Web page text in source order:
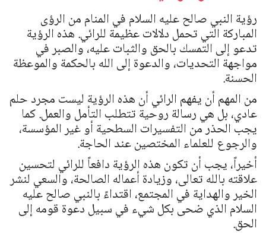
رؤية النبي صالح عليه السلام في المنام من الرؤى
المباركة التي تحمل دلالات عظيمة للرائي. هذه الرؤية
تدعو إلى التمسك بالحق والثبات عليه، والصبر في
مواجهة التحديات، والدعوة إلى الله بالحكمة والموعظة
الحسنة.
من المهم أن يفهم الرائي أن هذه الرؤية ليست مجرد حلم
عادي، بل هي رسالة روحية تتطلب التأمل والعمل. كما
يجب الحذر من التفسيرات السطحية أو غير المؤسسة،
والرجوع للعلماء المختصين عند الحاجة.
أخيراً، يجب أن تكون هذه الرؤية دافعاً للرائي لتحسين
علاقته بالله تعالى، وزيادة أعماله الصالحة، والسعي لنشر
الخير والهداية في المجتمع، اقتداءً بالنبي صالح عليه
السلام الذي ضحى بكل شيء في سبيل دعوة قومه إلى
الحق.